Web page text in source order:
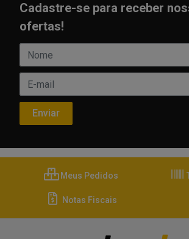
Cadastre-se para receber
ofertas!
Meus Pedidos
Notas Fiscais